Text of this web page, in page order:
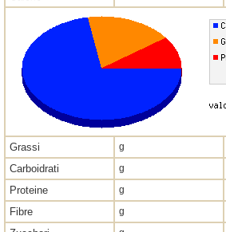
Grassi g
Carboidrati g
Proteine g
Fibre g